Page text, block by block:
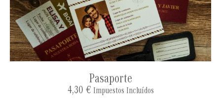
Pasaporte
4,30 € Impuestos Incluídos